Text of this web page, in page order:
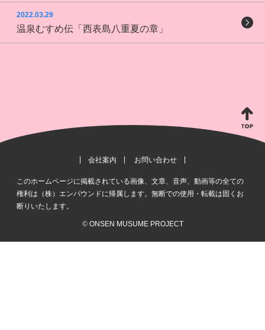
2022.03.29
温泉むすめ伝「西表島八重夏の章」
会社案内 お問い合わせ
このホームページに掲載されている画像、文章、音声、動画等の全ての
権利は（株）エンバウンドに帰属します。無断での使用・転載は固くお
断りいたします。
©ONSEN MUSUME PROJECT